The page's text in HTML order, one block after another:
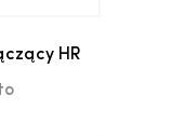
HR